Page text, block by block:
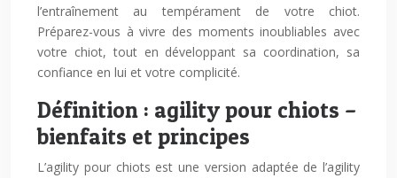
l’entraînement au tempérament de votre chiot.
Préparez-vous à vivre des moments inoubliables avec
votre chiot, tout en développant sa coordination, sa
confiance en lui et votre complicité.
Définition : agility pour chiots –
bienfaits et principes
L’agility pour chiots est une version adaptée de l’agility